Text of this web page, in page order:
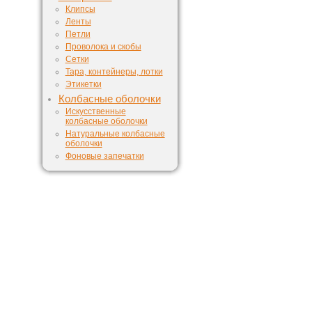
Клипсы
Ленты
Петли
Проволока и скобы
Сетки
Тара, контейнеры, лотки
Этикетки
Колбасные оболочки
Искусственные
колбасные оболочки
Натуральные колбасные
оболочки
Фоновые запечатки